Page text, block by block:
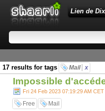
Lien de
17 results for tags
Mail x
Impossible
Fri 24 Feb 2023 07:19:29 AM
Free Mail